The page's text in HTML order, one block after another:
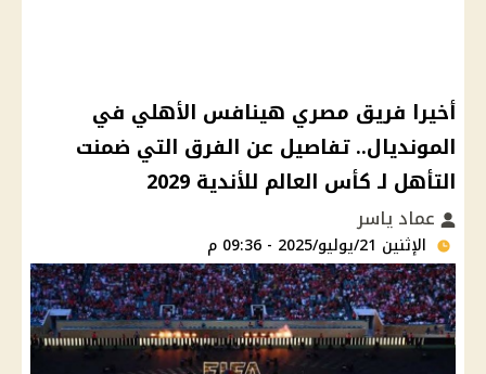
أخيرا فريق مصري هينافس الأهلي في
المونديال.. تفاصيل عن الفرق التي ضمنت
التأهل لـ كأس العالم للأندية 2029
عماد ياسر
الإثنين 21/يوليو/2025 - 09:36 م